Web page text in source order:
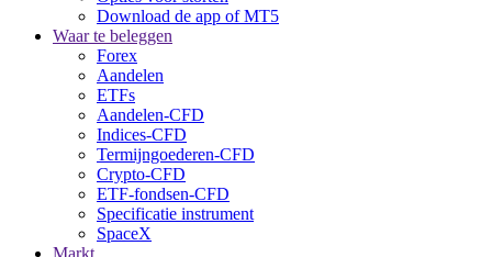
Download de app of MT5
Waar te beleggen
Forex
Aandelen
ETFs
Aandelen-CFD
Indices-CFD
Termijngoederen-CFD
Crypto-CFD
ETF-fondsen-CFD
Specificatie instrument
SpaceX
Markt